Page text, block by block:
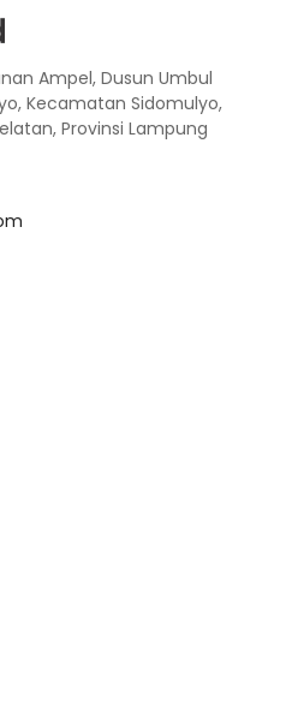
Ampel, Dusun Umbul
Kecamatan Sidomulyo,
Provinsi Lampung